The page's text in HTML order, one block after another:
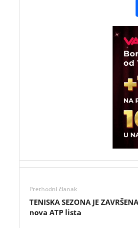
Prethodni članak
TENISKA SEZONA JE
nova ATP lista